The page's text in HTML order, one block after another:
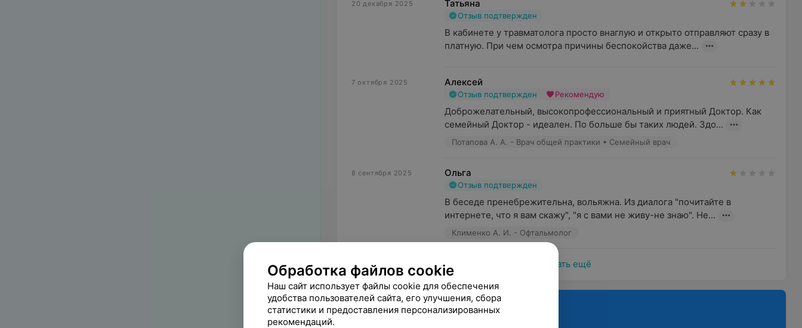
20 декабря 2025 Татьяна
Отзыв подтвержден
В кабинете у травматолога просто внаглую и открыто отправляют сразу в
платную. При чем осмотра причины беспокойства даже...
7 октября 2025 Алексей
Отзыв подтвержден Рекомендую
Доброжелательный, высокопрофессиональный и приятный Доктор. Как
семейный Доктор - идеален. По больше бы таких людей. Здо...
Потапова А. А. - Врач общей практики • Семейный врач
8 сентября 2025 Ольга
Отзыв подтвержден
В беседе пренебрежительна, вольяжна. Из диалога "почитайте в
интернете, что я вам скажу", "я с вами не живу-не знаю". Не...
Клименко А. И. - Офтальмолог
Показать ещё
Поделитесь
Обработка файлов cookie
Наш сайт использует файлы cookie для обеспечения
удобства пользователей сайта, его улучшения, сбора
статистики и предоставления персонализированных
рекомендаций.